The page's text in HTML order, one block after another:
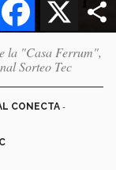
la "Casa Ferrum",
Sorteo Tec
CONECTA -